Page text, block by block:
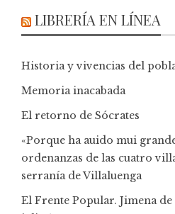
LIBRERÍA EN LÍNEA
Historia y vivencias del
Memoria inacabada
El retorno de Sócrates
«Porque ha auido mui
ordenanzas de las cuatro
serranía de Villaluenga
El Frente Popular. Jimena